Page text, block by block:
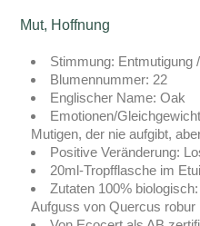
Mut, Hoffnung
Stimmung: Entmutigung
Blumennummer: 22
Englischer Name: Oak
Emotionen/
Mutigen, der nie aufgibt,
Positive Veränderung:
20ml-Tropfflasche im Etui
Zutaten 100%
Aufguss von Quercus robur